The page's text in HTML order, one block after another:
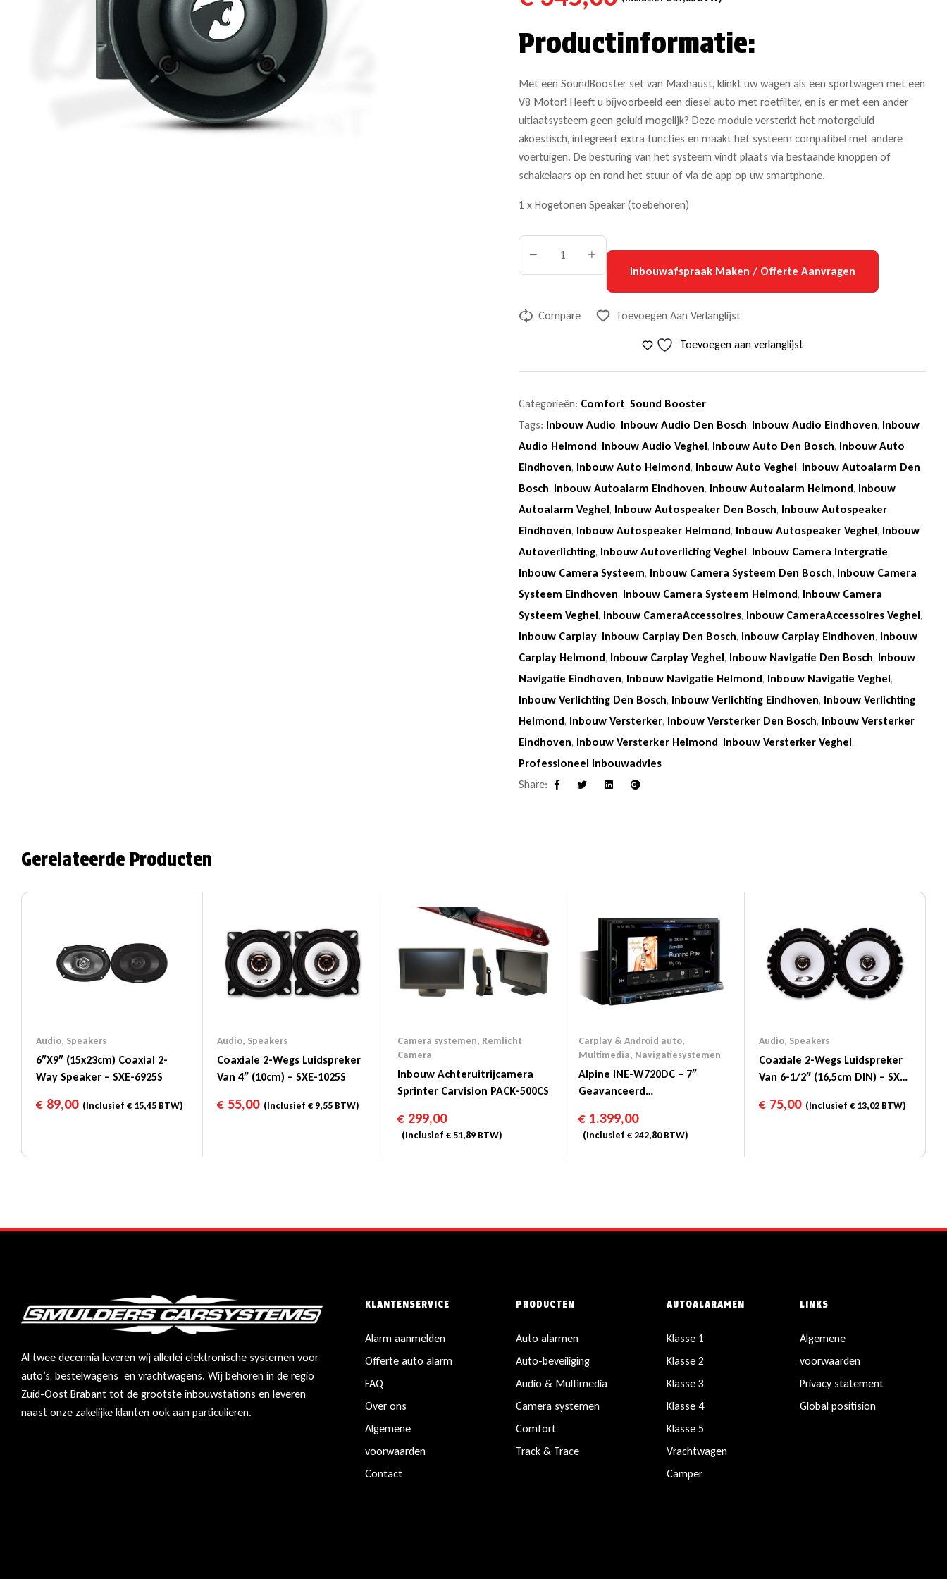
Productinformatie:
Met een SoundBooster set van Maxhaust, klinkt uw wagen als een sportwagen met een
V8 Motor! Heeft u bijvoorbeeld een diesel auto met roetfilter, en is er met een ander
uitlaatsysteem geen geluid mogelijk? Deze module versterkt het motorgeluid
akoestisch, integreert extra functies en maakt het systeem compatibel met andere
voertuigen. De besturing van het systeem vindt plaats via bestaande knoppen of
schakelaars op en rond het stuur of via de app op uw smartphone.
1 x Hogetonen Speaker (toebehoren)
Inbouwafspraak Maken / Offerte Aanvragen
Compare Toevoegen Aan Verlanglijst
Toevoegen aan verlanglijst
Categorieën: Comfort,Sound Booster
Tags: Inbouw Audio, Inbouw Audio Den Bosch, Inbouw Audio Eindhoven, Inbouw
Audio Helmond, Inbouw Audio Veghel, Inbouw Auto Den Bosch, Inbouw Auto
Eindhoven, Inbouw Auto Helmond, Inbouw Auto Veghel, Inbouw Autoalarm Den
Bosch, Inbouw Autoalarm Eindhoven, Inbouw Autoalarm Helmond, Inbouw
Autoalarm Veghel, Inbouw Autospeaker Den Bosch, Inbouw Autospeaker
Eindhoven, Inbouw Autospeaker Helmond, Inbouw Autospeaker Veghel, Inbouw
Autoverlichting, Inbouw Autoverlicting Veghel, Inbouw Camera Intergratie,
Inbouw Camera Systeem, Inbouw Camera Systeem Den Bosch, Inbouw Camera
Systeem Eindhoven, Inbouw Camera Systeem Helmond, Inbouw Camera
Systeem Veghel, Inbouw CameraAccessoires, Inbouw CameraAccessoires Veghel,
Inbouw Carplay, Inbouw Carplay Den Bosch, Inbouw Carplay Eindhoven, Inbouw
Carplay Helmond, Inbouw Carplay Veghel, Inbouw Navigatie Den Bosch, Inbouw
Navigatie Eindhoven, Inbouw Navigatie Helmond, Inbouw Navigatie Veghel,
Inbouw Verlichting Den Bosch, Inbouw Verlichting Eindhoven, Inbouw Verlichting
Helmond, Inbouw Versterker, Inbouw Versterker Den Bosch, Inbouw Versterker
Eindhoven, Inbouw Versterker Helmond, Inbouw Versterker Veghel,
Professioneel Inbouwadvies
Share:
Facebook LinkedinGoogle+
Gerelateerde Producten
Audio, Speakers
6″x9″ (15x23cm) Coaxial 2-
Way Speaker – SXE-6925S
€ 89,00(Inclusief € 15,45 BTW)
Audio, Speakers
Coaxiale 2-Wegs Luidspreker
Van 4″ (10cm) – SXE-1025S
€55,00(Inclusief €9,55BTW)
Camera systemen, Remlicht
Camera
Inbouw Achteruitrijcamera
Sprinter Carvision PACK-500CS
€ 299,00
(Inclusief€ 51,89 BTW)
Carplay & Android auto,
Multimedia, Navigatiesystemen
Alpine INE-W720DC – 7″
Geavanceerd
Database Voor Vrachtwagens
€1.399,00
(Inclusief €242,80BTW)
Audio, Speakers
Coaxiale 2-Wegs Luidspreker
Van 6-1/2″ (16,5cm DIN) – SXE-
€ 75,00(Inclusief€ 13,02 BTW)
Al twee decennia leveren wij allerlei elektronische systemen voor
auto’s, bestelwagens en vrachtwagens. Wij behoren in de regio
Zuid-Oost Brabant tot de grootste inbouwstations en leveren
naast onze zakelijke klanten ook aan particulieren.
KLANTENSERVICE
Alarm aanmelden
Offerte auto alarm
FAQ
Over ons
Algemene
voorwaarden
Contact
PRODUCTEN
Auto alarmen
Auto-beveiliging
Audio & Multimedia
Camera systemen
Comfort
Track & Trace
AUTOALARAMEN
Klasse 1
Klasse 2
Klasse 3
Klasse 4
Klasse 5
Vrachtwagen
Camper
LINKS
Algemene
voorwaarden
Privacy statement
Global positision